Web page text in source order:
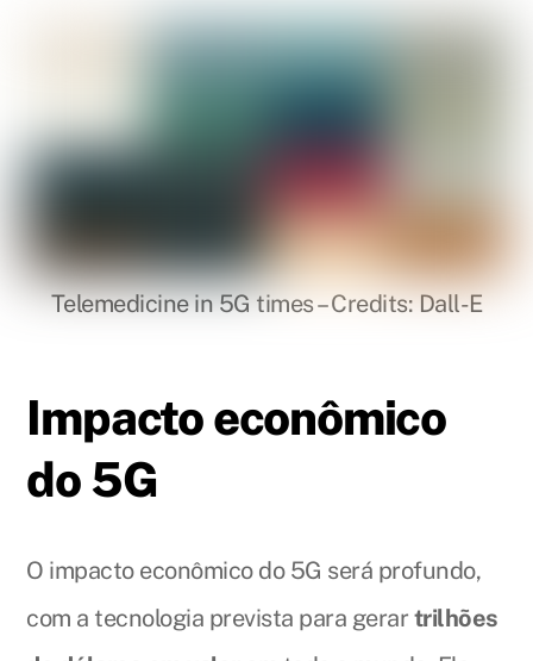
Telemedicine in 5G times – Credits: Dall-E
Impacto econômico
do 5G
O impacto econômico do 5G será profundo,
com a tecnologia prevista para gerar trilhões